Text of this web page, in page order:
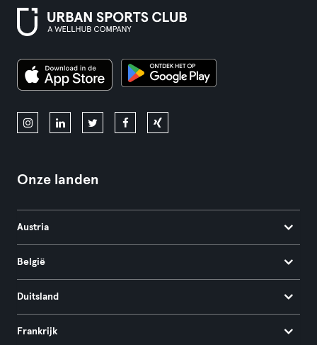
Onze landen
Austria
België
Duitsland
Frankrijk